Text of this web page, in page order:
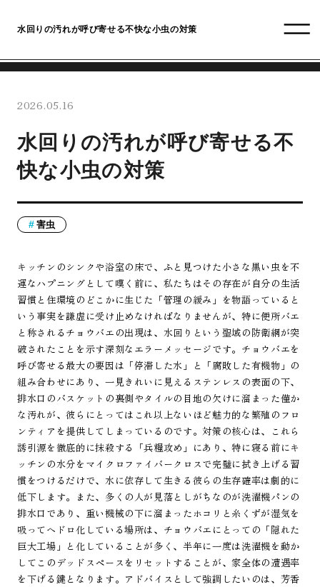
水回りの汚れが呼び寄せる不快な小虫の対策
2026.05.16
水回りの汚れが呼び寄せる不
快な小虫の対策
害虫
キッチンのシンクや浴室の床で、ふと見つけた小さな黒い虫を不
運なハプニングとして嘆く前に、私たちはその存在が自分の生活
習慣と住環境のどこかに生じた「管理の緩み」を物語っていると
いう事実を謙虚に受け止めなければなりませんが、特に便所バエ
と称されるチョウバエの出現は、水回りという聖域の防衛網が突
破されたことを示す深刻なエラーメッセージです。チョウバエを
呼び寄せる最大の要因は「停滞した水」と「腐敗した有機物」の
組み合わせにあり、一見きれいに見えるステンレスの表面の下、
排水口のバスケットの裏側やタイルの目地の欠けに溜まった僅か
な汚れが、彼らにとってはこれ以上ないほど魅力的な繁殖のフロ
ンティアを提供してしまっているのです。対策の核心は、これら
誘引源を徹底的に抹殺する「兵糧攻め」にあり、特に寝る前にキ
ッチンの水分をマイクロファイバークロスで完璧に拭き上げる習
慣をつけるだけで、水に依存して生きる彼らの生存確率は劇的に
低下します。また、多くの人が見落としがちなのが洗濯機パンの
排水口であり、重い機械の下に溜まったホコリと糸くずが湿気を
吸ってヘドロ化している場所は、チョウバエにとっての「隠れた
巨大工場」と化していることが多く、半年に一度は洗濯機を動か
してこのデッドスペースをリセットすることが、家全体の遭遇率
を下げる鍵となります。アドバイスとして強調したいのは、芳香